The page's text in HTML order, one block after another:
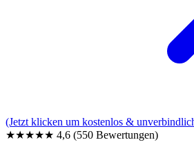
(Jetzt klicken um kostenlos &
★★★★★ 4,6 (550 Bewertungen)